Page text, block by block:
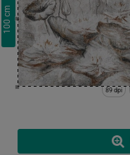
100
cm
89 dpi